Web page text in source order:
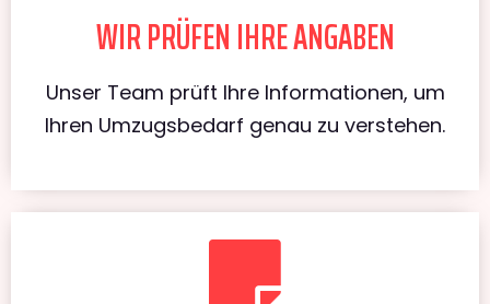
WIR PRÜFEN IHRE ANGABEN
Unser Team prüft Ihre Informationen, um
Ihren Umzugsbedarf genau zu verstehen.